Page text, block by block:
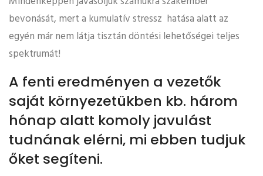
bevonását, mert a kumulatív stressz hatása alatt az
egyén már nem látja tisztán döntési lehetőségei teljes
spektrumát!
A fenti eredményen a vezetők
saját környezetükben kb. három
hónap alatt komoly javulást
tudnának elérni, mi ebben tudjuk
őket segíteni.